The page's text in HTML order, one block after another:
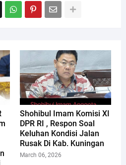
Shohibul Imam Komisi XI
DPR RI , Respon Soal
Keluhan Kondisi Jalan
Rusak Di Kab. Kuningan
March 06, 2026